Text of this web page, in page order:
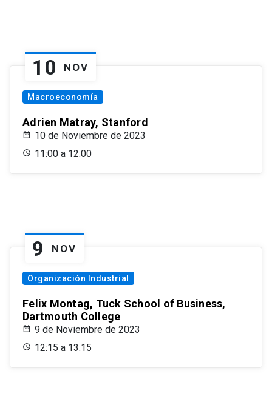
10 NOV
Macroeconomía
Adrien Matray, Stanford
10 de Noviembre de 2023
11:00 a 12:00
9 NOV
Organización Industrial
Felix Montag, Tuck School of Business,
Dartmouth College
9 de Noviembre de 2023
12:15 a 13:15